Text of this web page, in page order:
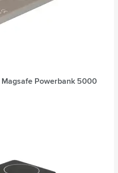
Magsafe Powerbank 5000